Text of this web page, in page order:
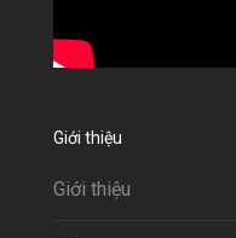
Giới thiệu
Giới thiệu